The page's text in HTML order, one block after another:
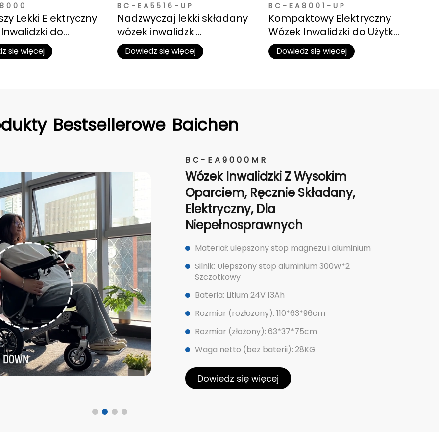
Lekki Elektryczny
do
| Poniżej 50 lbs
się więcej
BC-EA5516-UP
Nadzwyczaj lekki składany
wózek inwalidzki
elektryczny dla dorosłych
Dowiedz się więcej
BC-EA8001-UP
Kompaktowy Elektryczny
Wózek Inwalidzki do Użytku
Wewnętrznego i
Zewnętrznego
Dowiedz się więcej
Bestsellerowe Baichen
BC-EA9000MR
Wózek Inwalidzki Z Wysokim
Oparciem, Ręcznie Składany,
Elektryczny, Dla
Niepełnosprawnych
Materiał: ulepszony stop magnezu i aluminium
Silnik: Ulepszony stop aluminium 300W*2
Szczotkowy
Bateria: Litium 24V 13Ah
Rozmiar (rozłożony): 110*63*96cm
Rozmiar (złożony): 63*37*75cm
Waga netto (bez baterii): 28KG
Dowiedz się więcej